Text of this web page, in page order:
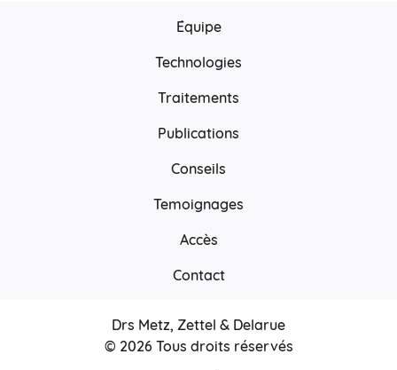
Équipe
Technologies
Traitements
Publications
Conseils
Temoignages
Accès
Contact
Drs Metz, Zettel & Delarue
© 2026 Tous droits réservés